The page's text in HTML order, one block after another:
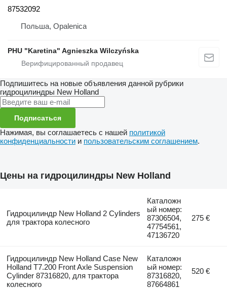
87532092
Польша, Opalenica
PHU "Karetina" Agnieszka Wilczyńska
Подпишитесь на новые объявления данной рубрики
гидроцилиндры New Holland
Подписаться
Нажимая, вы соглашаетесь с нашей политикой
конфиденциальности и пользовательским соглашением.
Цены на гидроцилиндры New Holland
Гидроцилиндр New Holland 2 Cylinders
для трактора колесного
Каталожн
ый номер:
87306504,
47754561,
47136720
275 €
Гидроцилиндр New Holland Case New
Holland T7.200 Front Axle Suspension
Cylinder 87316820, для трактора
колесного
Каталожн
ый номер:
87316820,
87664861
520 €